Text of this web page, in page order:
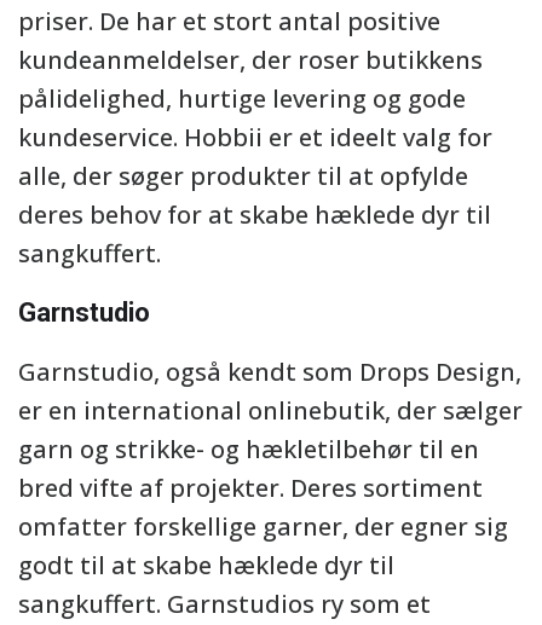
priser. De har et stort antal positive
kundeanmeldelser, der roser butikkens
pålidelighed, hurtige levering og gode
kundeservice. Hobbii er et ideelt valg for
alle, der søger produkter til at opfylde
deres behov for at skabe hæklede dyr til
sangkuffert.
Garnstudio
Garnstudio, også kendt som Drops Design,
er en international onlinebutik, der sælger
garn og strikke- og hækletilbehør til en
bred vifte af projekter. Deres sortiment
omfatter forskellige garner, der egner sig
godt til at skabe hæklede dyr til
sangkuffert. Garnstudios ry som et